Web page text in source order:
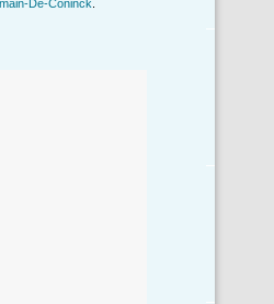
De-Coninck